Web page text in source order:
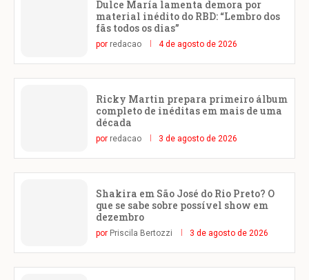
Dulce María lamenta demora por
material inédito do RBD: “Lembro dos
fãs todos os dias”
por redacao 4 de agosto de 2026
Ricky Martin prepara primeiro álbum
completo de inéditas em mais de uma
década
por redacao 3 de agosto de 2026
Shakira em São José do Rio Preto? O
que se sabe sobre possível show em
dezembro
por Priscila Bertozzi 3 de agosto de 2026